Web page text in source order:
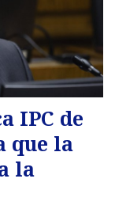
IPC de
que la
la